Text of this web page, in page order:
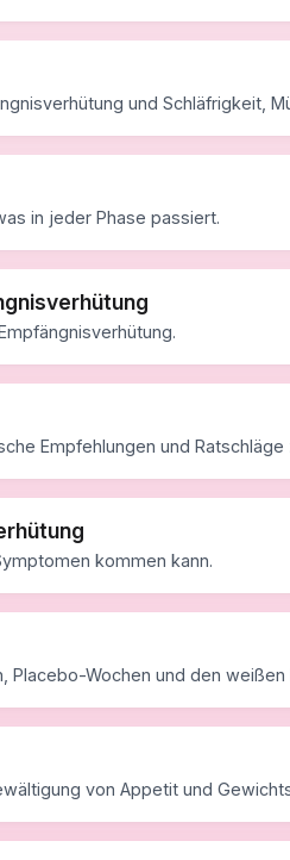
und Schläfrigkeit,
in jeder Phase passiert.
Empfehlungen und Ratschläge
kommen kann.
Placebo-Wochen und den weißen
von Appetit und